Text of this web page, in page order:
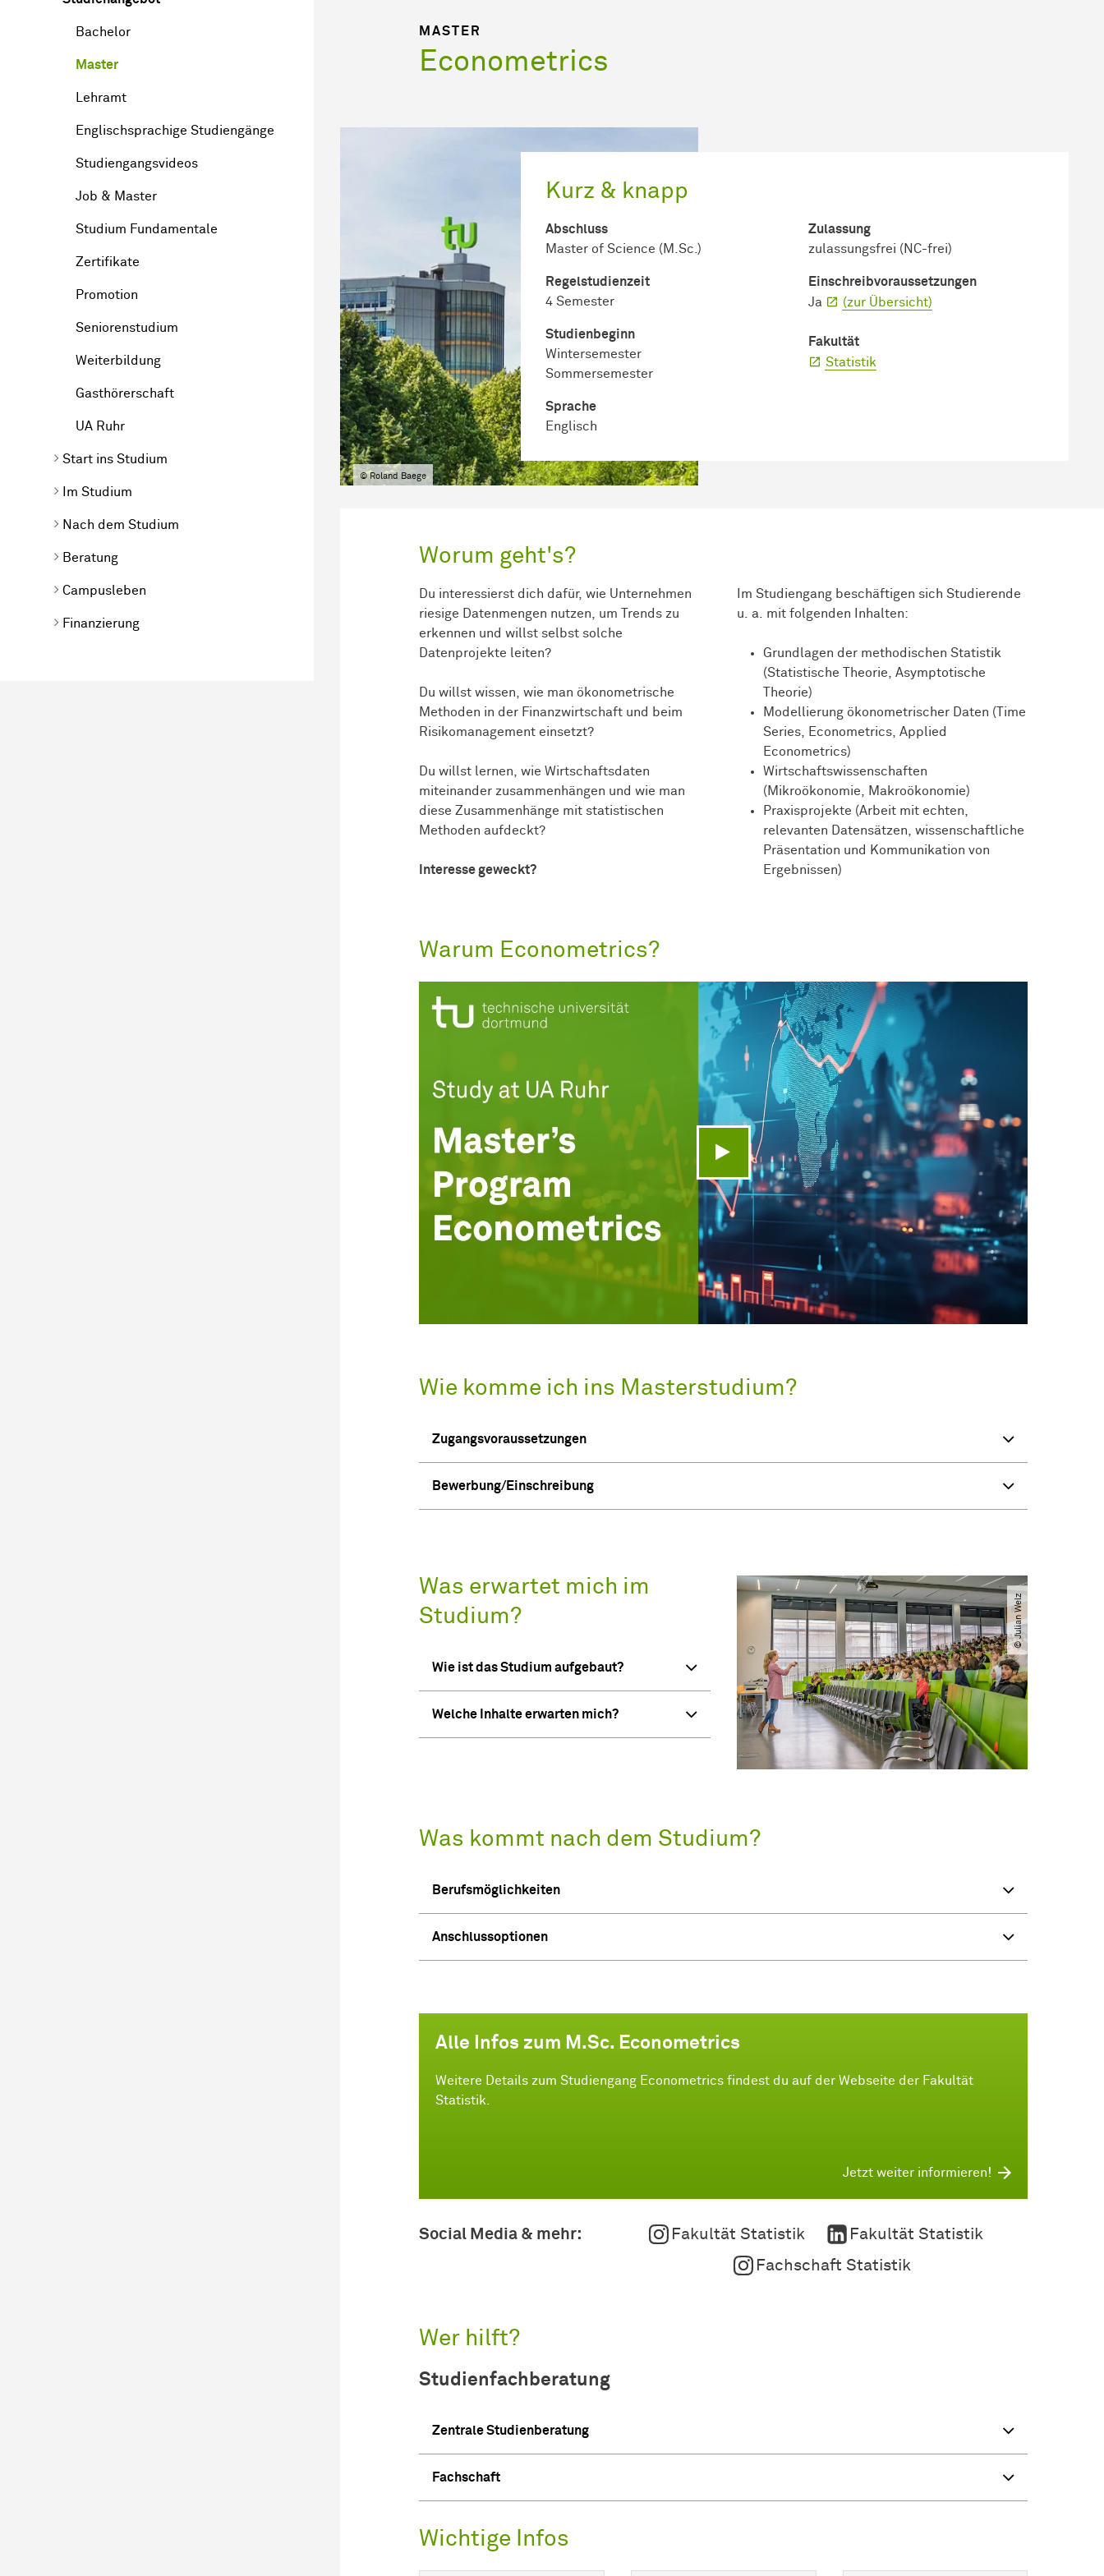
Bachelor
Master
Lehramt
Englischsprachige Studiengänge
Studiengangsvideos
Job & Master
Studium Fundamentale
Zertifikate
Promotion
Seniorenstudium
Weiterbildung
Gasthörerschaft
UA Ruhr
Start ins Studium
Im Studium
Nach dem Studium
Beratung
Campusleben
Finanzierung
MASTER
Econometrics
Kurz & knapp
Abschluss
Master of Science (M.Sc.)
Regel­studienzeit
4 Semester
Studienbeginn
Wintersemester
Sommersemester
Sprache
Englisch
Zulassung
zulassungsfrei (NC-frei)
Einschreib­voraussetzungen
Ja
(zur Übersicht)
Fakultät
Statistik
© Roland Baege
Worum geht's?
Du interessierst dich dafür, wie Unternehmen
riesige Datenmengen nutzen, um Trends zu
erkennen und willst selbst solche
Datenprojekte leiten?
Du willst wissen, wie man ökonometrische
Methoden in der Finanzwirtschaft und beim
Risikomanagement einsetzt?
Du willst lernen, wie Wirtschaftsdaten
miteinander zusammenhängen und wie man
diese Zusammenhänge mit statistischen
Methoden aufdeckt?
Interesse geweckt?
Im Studiengang beschäftigen sich Studierende
u. a. mit folgenden Inhalten:
Grundlagen der methodischen Statistik
(Statistische Theorie, Asymptotische
Theorie)
Modellierung ökonometrischer Daten (Time
Series, Econometrics, Applied
Econometrics)
Wirtschaftswissenschaften
(Mikroökonomie, Makroökonomie)
Praxisprojekte (Arbeit mit echten,
relevanten Datensätzen, wissenschaftliche
Präsentation und Kommunikation von
Ergebnissen)
Warum Econometrics?
Video abspielen
Wie komme ich ins Masterstudium?
Zugangsvoraussetzungen
Bewerbung/Einschreibung
Was erwartet mich im
Studium?
Wie ist das Studium aufgebaut?
Welche Inhalte erwarten mich?
© Julian Welz
Was kommt nach dem Studium?
Berufsmöglichkeiten
Anschlussoptionen
Alle Infos zum M.Sc. Econometrics
Weitere Details zum Studiengang Econometrics findest du auf der Webseite der Fakultät
Statistik.
Jetzt weiter informieren!
Social Media & mehr: Fakultät Statistik
Fakultät Statistik
Fachschaft Statistik
Wer hilft?
Studienfachberatung
Zentrale Studienberatung
Fachschaft
Wichtige Infos